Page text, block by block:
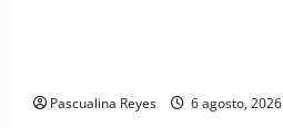
Pascualina Reyes 6 agosto, 2026